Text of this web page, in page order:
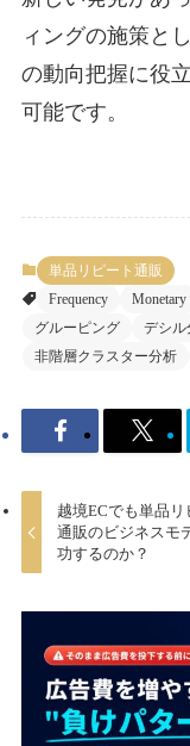
ィングの施策と
の動向把握に役
可能です。
単品リピート通販
Frequency
Monetary
グルーピング
デシル
非階層クラスター分析
越境ECでも単品リ
通販のビジネスモ
功するのか？